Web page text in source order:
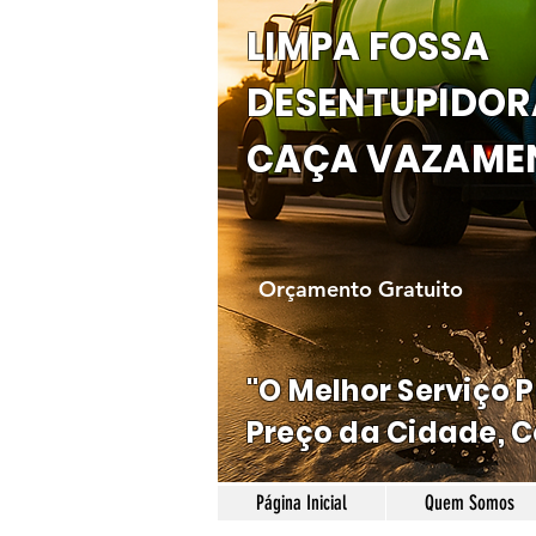
LIMPA FOSSA
CAÇA
Orçamento Gratuito
"O Melhor Serviço
Preço da Cidade,
Página Inicial Quem Somos